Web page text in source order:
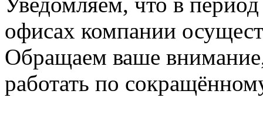
офисах компании
Обращаем ваше
работать по